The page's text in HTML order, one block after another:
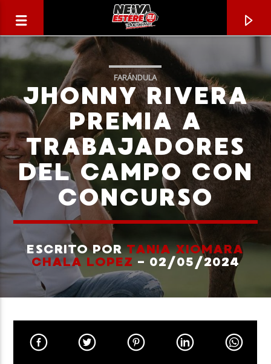
CANCIÓN ACTUAL
TÍTULO
ARTISTA
Neiva Estereo
FARÁNDULA
JHONNY RIVERA
PREMIA A
TRABAJADORES
DEL CAMPO CON
CONCURSO
ESCRITO PORTANIA XIOMARA
CHALA LOPEZ - 02/05/2024